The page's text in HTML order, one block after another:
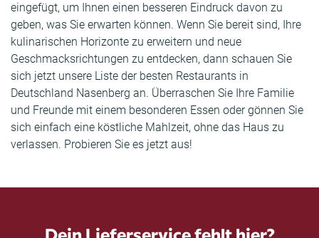
eingefügt, um Ihnen einen besseren Eindruck davon zu
geben, was Sie erwarten können. Wenn Sie bereit sind, Ihre
kulinarischen Horizonte zu erweitern und neue
Geschmacksrichtungen zu entdecken, dann schauen Sie
sich jetzt unsere Liste der besten Restaurants in
Deutschland Nasenberg an. Überraschen Sie Ihre Familie
und Freunde mit einem besonderen Essen oder gönnen Sie
sich einfach eine köstliche Mahlzeit, ohne das Haus zu
verlassen. Probieren Sie es jetzt aus!